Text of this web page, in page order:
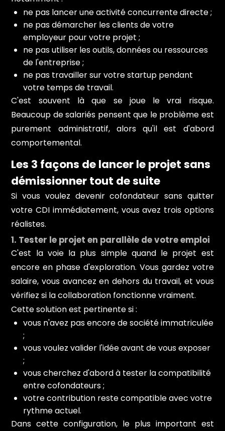
ne pas lancer une activité concurrente directe ;
ne pas démarcher les clients de votre
employeur pour votre projet ;
ne pas utiliser les outils, données ou ressources
de l'entreprise ;
ne pas travailler sur votre startup pendant
votre temps de travail.
C'est souvent là que se joue le vrai risque.
Beaucoup de salariés pensent que le problème est
purement administratif, alors qu'il est d'abord
comportemental.
Les 3 façons de lancer le projet sans
démissionner tout de suite
Si vous voulez devenir cofondateur sans quitter
votre CDI immédiatement, vous avez trois options
réalistes.
1. Tester le projet en parallèle de votre emploi
C'est la voie la plus simple quand le projet est
encore en phase d'exploration. Vous gardez votre
salaire, vous avancez en dehors du travail, et vous
vérifiez si la collaboration fonctionne vraiment.
Cette solution est pertinente si :
vous n'avez pas encore de société immatriculée
;
vous voulez valider l'idée avant de vous exposer
;
vous cherchez d'abord à tester la compatibilité
entre cofondateurs ;
votre contribution reste compatible avec votre
rythme actuel.
Dans cette configuration, le plus important est